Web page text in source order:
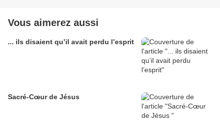
Vous aimerez aussi
... ils disaient qu’il avait perdu l’esprit
Sacré-Cœur de Jésus